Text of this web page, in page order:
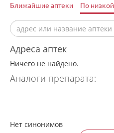
Ближайшие аптеки
По
Адреса аптек
Ничего не найдено.
Аналоги препарата:
Нет синонимов